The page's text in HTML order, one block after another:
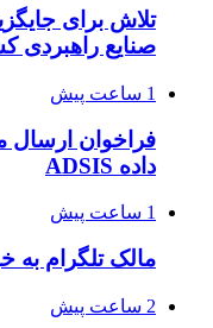
تلاش برای
صنایع راهبردی
1 ساعت پیش
فراخوان
داده ADSIS
1 ساعت پیش
مالک تلگرام به
2 ساعت پیش